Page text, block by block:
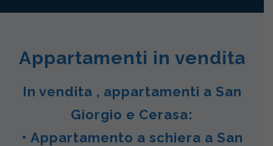
Appartamenti in vendita
In vendita , appartamenti a San
Giorgio e Cerasa:
• Appartamento a schiera a San